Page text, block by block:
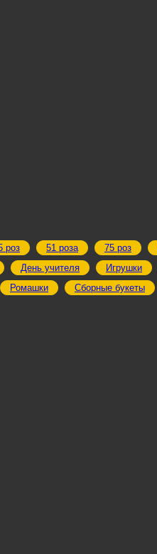
роз 51 роза 75 роз
День учителя Игрушки
Ромашки Сборные букеты